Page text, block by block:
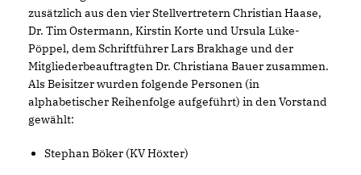
zusätzlich aus den vier Stellvertretern Christian Haase,
Dr. Tim Ostermann, Kirstin Korte und Ursula Lüke-
Pöppel, dem Schriftführer Lars Brakhage und der
Mitgliederbeauftragten Dr. Christiana Bauer zusammen.
Als Beisitzer wurden folgende Personen (in
alphabetischer Reihenfolge aufgeführt) in den Vorstand
gewählt:
Stephan Böker (KV Höxter)